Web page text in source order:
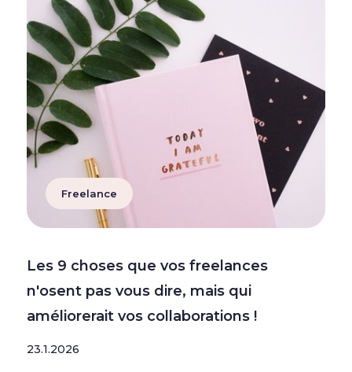
Freelance
Les 9 choses que vos freelances
n'osent pas vous dire, mais qui
améliorerait vos collaborations !
23.1.2026